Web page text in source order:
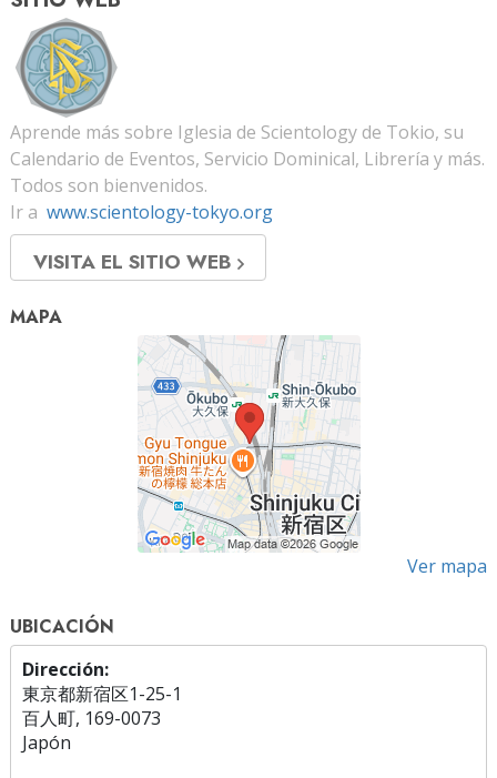
Aprende más sobre Iglesia de Scientology de Tokio, su
Calendario de Eventos, Servicio Dominical, Librería y más.
Todos son bienvenidos.
Ir a www.scientology-tokyo.org
VISITA EL SITIO WEB
MAPA
Ver mapa
UBICACIÓN
Dirección:
東京都新宿区1-25-1
百人町, 169-0073
Japón